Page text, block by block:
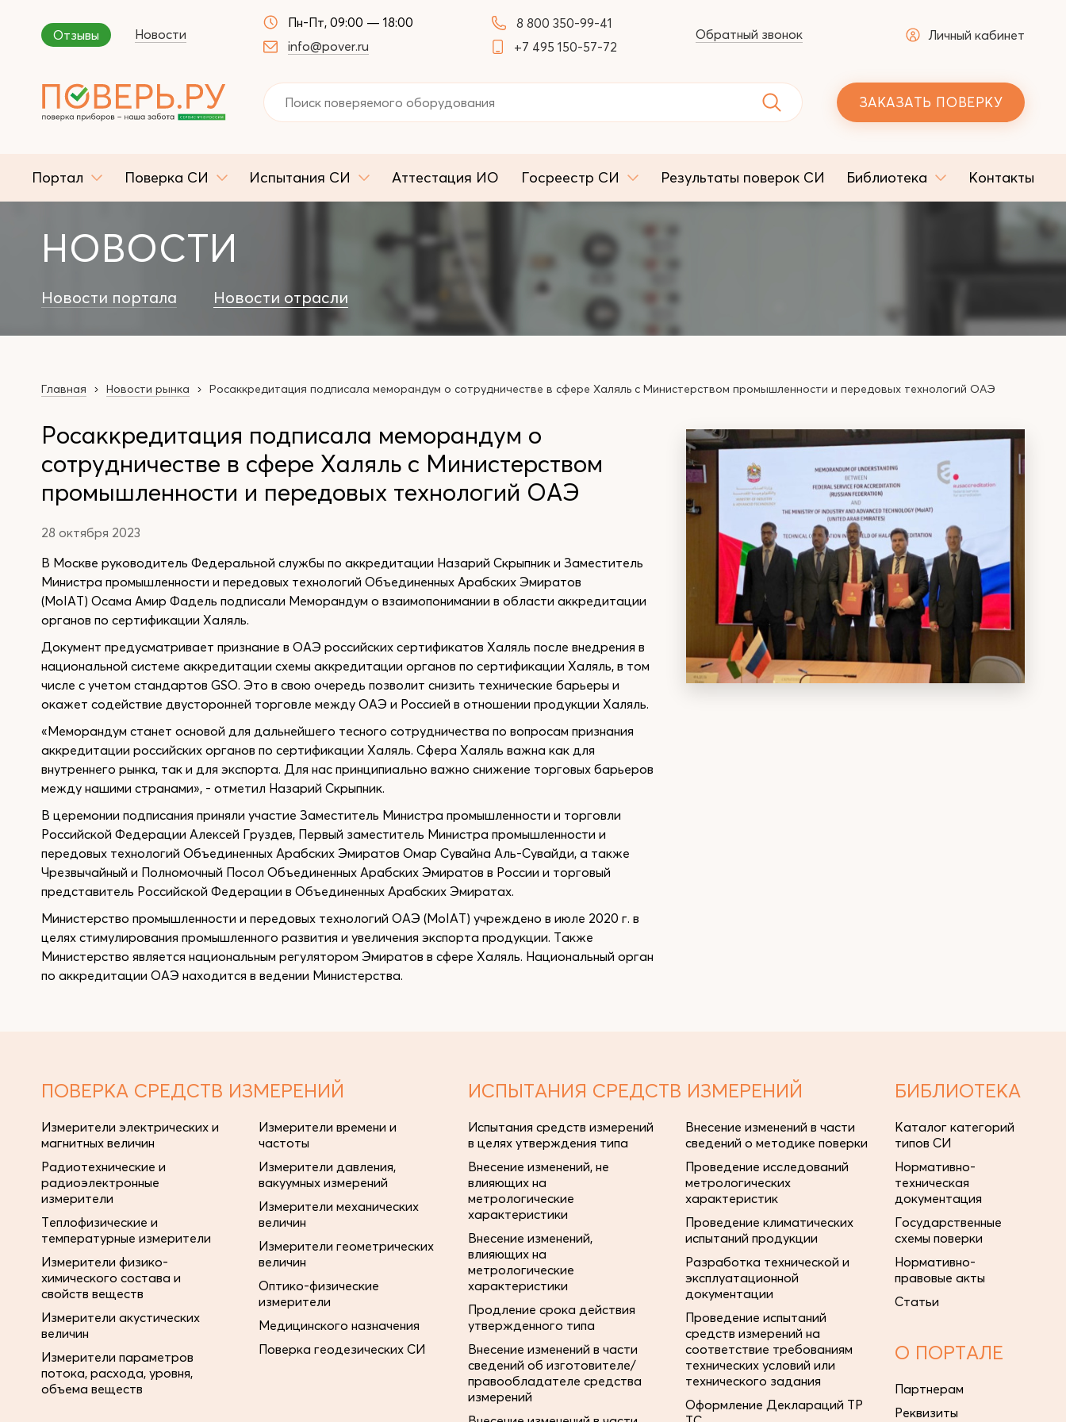
Отзывы Новости
Пн-Пт, 09:00 — 18:00
info@pover.ru
8 800 350-99-41
+7 495 150-57-72
Обратный звонок Личный кабинет
ЗАКАЗАТЬ ПОВЕРКУ
Портал Поверка СИ Испытания СИ Аттестация ИО Госреестр СИ Результаты поверок СИ Библиотека Контакты
НОВОСТИ
Новости портала Новости отрасли
Главная Новости рынка Росаккредитация подписала меморандум о сотрудничестве в сфере Халяль с Министерством промышленности и передовых технологий ОАЭ
Росаккредитация подписала меморандум о
сотрудничестве в сфере Халяль с Министерством
промышленности и передовых технологий ОАЭ
28 октября 2023
В Москве руководитель Федеральной службы по аккредитации Назарий Скрыпник и Заместитель
Министра промышленности и передовых технологий Объединенных Арабских Эмиратов
(MoIAT) Осама Амир Фадель подписали Меморандум о взаимопонимании в области аккредитации
органов по сертификации Халяль.
Документ предусматривает признание в ОАЭ российских сертификатов Халяль после внедрения в
национальной системе аккредитации схемы аккредитации органов по сертификации Халяль, в том
числе с учетом стандартов GSO. Это в свою очередь позволит снизить технические барьеры и
окажет содействие двусторонней торговле между ОАЭ и Россией в отношении продукции Халяль.
«Меморандум станет основой для дальнейшего тесного сотрудничества по вопросам признания
аккредитации российских органов по сертификации Халяль. Сфера Халяль важна как для
внутреннего рынка, так и для экспорта. Для нас принципиально важно снижение торговых барьеров
между нашими странами», - отметил Назарий Скрыпник.
В церемонии подписания приняли участие Заместитель Министра промышленности и торговли
Российской Федерации Алексей Груздев, Первый заместитель Министра промышленности и
передовых технологий Объединенных Арабских Эмиратов Омар Сувайна Аль-Сувайди, а также
Чрезвычайный и Полномочный Посол Объединенных Арабских Эмиратов в России и торговый
представитель Российской Федерации в Объединенных Арабских Эмиратах.
Министерство промышленности и передовых технологий ОАЭ (MoIAT) учреждено в июле 2020 г. в
целях стимулирования промышленного развития и увеличения экспорта продукции. Также
Министерство является национальным регулятором Эмиратов в сфере Халяль. Национальный орган
по аккредитации ОАЭ находится в ведении Министерства.
ПОВЕРКА СРЕДСТВ ИЗМЕРЕНИЙ
Измерители электрических и
магнитных величин
Радиотехнические и
радиоэлектронные
измерители
Теплофизические и
температурные измерители
Измерители физико-
химического состава и
свойств веществ
Измерители акустических
величин
Измерители параметров
потока, расхода, уровня,
объема веществ
Измерители времени и
частоты
Измерители давления,
вакуумных измерений
Измерители механических
величин
Измерители геометрических
величин
Оптико-физические
измерители
Медицинского назначения
Поверка геодезических СИ
ИСПЫТАНИЯ СРЕДСТВ ИЗМЕРЕНИЙ
Испытания средств измерений
в целях утверждения типа
Внесение изменений, не
влияющих на
метрологические
характеристики
Внесение изменений,
влияющих на
метрологические
характеристики
Продление срока действия
утвержденного типа
Внесение изменений в части
сведений об изготовителе/
правообладателе средства
измерений
Внесение изменений в части
сведений о методике поверки
Проведение исследований
метрологических
характеристик
Проведение климатических
испытаний продукции
Разработка технической и
эксплуатационной
документации
Проведение испытаний
средств измерений на
соответствие требованиям
технических условий или
технического задания
Оформление Деклараций ТР
БИБЛИОТЕКА
Каталог категорий
типов СИ
Нормативно-
техническая
документация
Государственные
схемы поверки
Нормативно-
правовые акты
Статьи
О ПОРТАЛЕ
Партнерам
Реквизиты